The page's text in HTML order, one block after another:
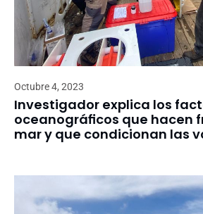
Octubre 4, 2023
Investigador explica los
oceanográficos que hacen
mar y que condicionan las